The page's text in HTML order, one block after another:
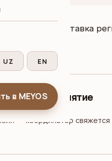
UZ EN
в MEYOS
выставка
ОАЭ.
на мероприятие
— координатор